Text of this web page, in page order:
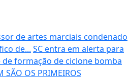
de artes marciais condenado
de... SC entra em alerta para
formação de ciclone bomba
SÃO OS PRIMEIROS